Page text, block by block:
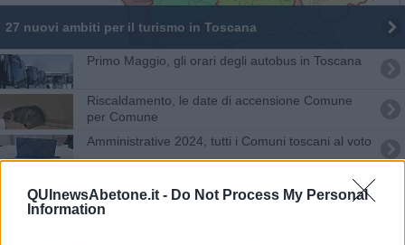
QUInewsAbetone.it - Do Not Process My Personal
Information
27 nuovi ambiti per il turismo in Toscana
Primo Maggio, gli orari degli autobus in Toscana
Riscaldamento, le date di accensione Comune
per Comune
Amministrative 2024, tutti i Comuni toscani al voto